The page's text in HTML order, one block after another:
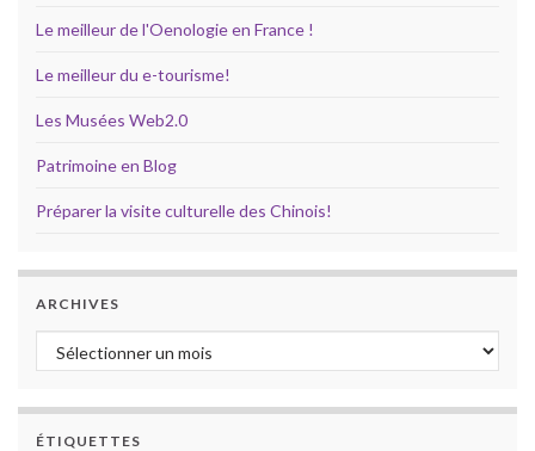
Le meilleur de l'Oenologie en France !
Le meilleur du e-tourisme!
Les Musées Web2.0
Patrimoine en Blog
Préparer la visite culturelle des Chinois!
ARCHIVES
Archives
ÉTIQUETTES